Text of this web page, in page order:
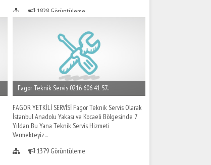
1828 Görüntüleme
Fagor Teknik Servis 0216 606 41 57..
FAGOR YETKİLİ SERVİSİ Fagor Teknik Servis Olarak
İstanbul Anadolu Yakası ve Kocaeli Bölgesinde 7
Yıldan Bu Yana Teknik Servis Hizmeti
Vermekteyiz...
1379 Görüntüleme